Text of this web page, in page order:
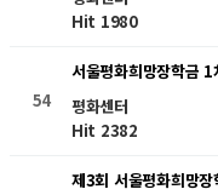
Hit 1980
54
서울평화희망장학금
평화센터
Hit 2382
제3회 서울평화희망